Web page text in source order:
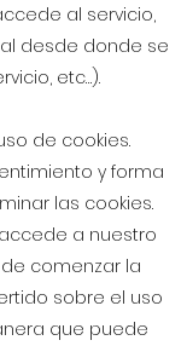
al servicio,
desde donde se
etc…).
de cookies.
y forma
las cookies.
a nuestro
comenzar la
sobre el uso
que puede